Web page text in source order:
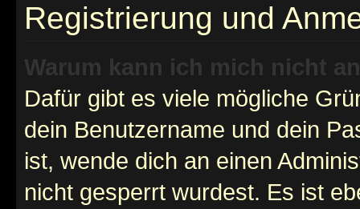
Registrierung und
Warum kann ich mich nicht
Dafür gibt es viele mögliche
dein Benutzername und dein
ist, wende dich an einen
nicht gesperrt wurdest. Es ist